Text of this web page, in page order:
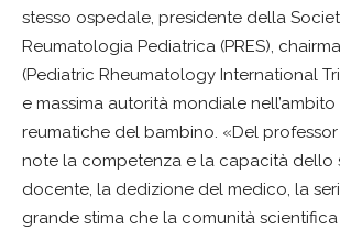
stesso ospedale, presidente della
Reumatologia Pediatrica (PRES),
(Pediatric Rheumatology International
e massima autorità mondiale
reumatiche del bambino. «Del
note la competenza e la capacità dello
docente, la dedizione del medico, la
grande stima che la comunità